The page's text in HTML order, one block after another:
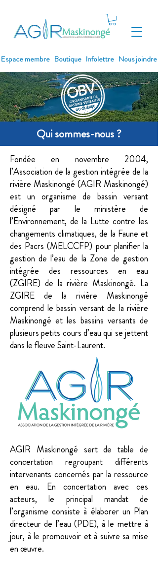
Espace membre Boutique Infolettre Nous joindre
Qui sommes-nous ?
Fondée en novembre 2004,
l’Association de la gestion intégrée de la
rivière Maskinongé (AGIR Maskinongé)
est un organisme de bassin versant
désigné par le ministère de
l’Environnement, de la Lutte contre les
changements climatiques, de la Faune et
des Pacrs (MELCCFP) pour planifier la
gestion de l’eau de la Zone de gestion
intégrée des ressources en eau
(ZGIRE) de la rivière Maskinongé. La
ZGIRE de la rivière Maskinongé
comprend le bassin versant de la rivière
Maskinongé et les bassins versants de
plusieurs petits cours d’eau qui se jettent
dans le fleuve Saint-Laurent.
AGIR Maskinongé sert de table de
concertation regroupant différents
intervenants concernés par la ressource
en eau. En concertation avec ces
acteurs, le principal mandat de
l’organisme consiste à élaborer un Plan
directeur de l’eau (PDE), à le mettre à
jour, à le promouvoir et à suivre sa mise
en œuvre.